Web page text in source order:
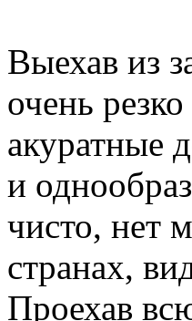
Выехав из
очень
акуратные
и
чисто, нет
странах,
Проехав